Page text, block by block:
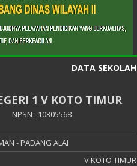
DATA SEKOLAH
1 V KOTO TIMUR
NPSN : 10305568
- PADANG ALAI
V KOTO TIMUR